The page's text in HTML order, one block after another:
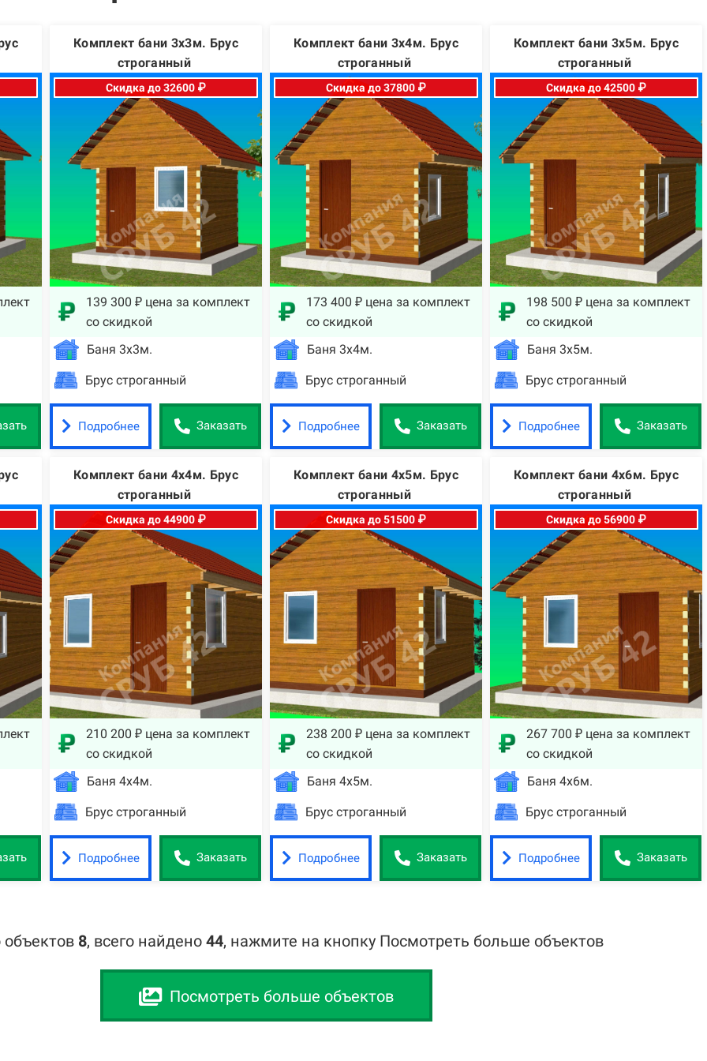
Комплект бани 3х3м. Брус
строганный
Скидка до 32600 ₽
139 300 ₽ цена за комплект
со скидкой
Баня 3х3м.
Брус строганный
Подробнее Заказать
Комплект бани 3х4м. Брус
строганный
Скидка до 37800 ₽
173 400 ₽ цена за комплект
со скидкой
Баня 3х4м.
Брус строганный
Подробнее Заказать
Комплект бани 3х5м. Брус
строганный
Скидка до 42500 ₽
198 500 ₽ цена за комплект
со скидкой
Баня 3х5м.
Брус строганный
Подробнее Заказать
Комплект бани 4х4м. Брус
строганный
Скидка до 44900 ₽
210 200 ₽ цена за комплект
со скидкой
Баня 4х4м.
Брус строганный
Подробнее Заказать
Комплект бани 4х5м. Брус
строганный
Скидка до 51500 ₽
238 200 ₽ цена за комплект
со скидкой
Баня 4х5м.
Брус строганный
Подробнее Заказать
Комплект бани 4х6м. Брус
строганный
Скидка до 56900 ₽
267 700 ₽ цена за комплект
со скидкой
Баня 4х6м.
Брус строганный
Подробнее Заказать
8, всего найдено44, нажмите на кнопку Посмотреть больше объектов
Посмотреть больше объектов